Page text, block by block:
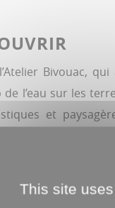
Bivouac,
l’eau sur les
et
le
le
perdre dans ce
(l’herbe et
This site